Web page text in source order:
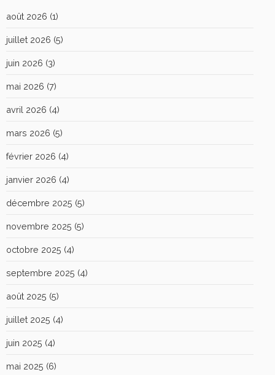
août 2026 (1)
juillet 2026 (5)
juin 2026 (3)
mai 2026 (7)
avril 2026 (4)
mars 2026 (5)
février 2026 (4)
janvier 2026 (4)
décembre 2025 (5)
novembre 2025 (5)
octobre 2025 (4)
septembre 2025 (4)
août 2025 (5)
juillet 2025 (4)
juin 2025 (4)
mai 2025 (6)